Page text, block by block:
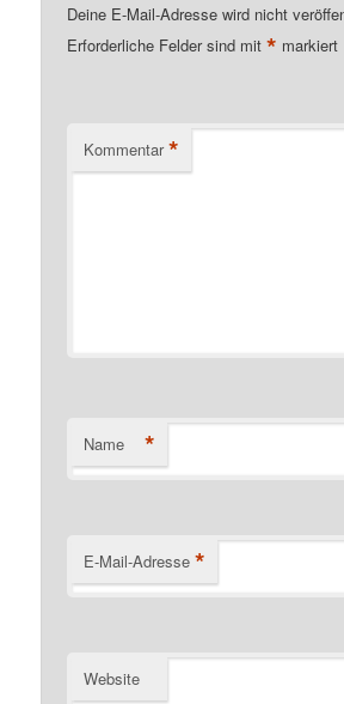
Deine E-Mail-Adresse wird nicht
Erforderliche Felder sind mit* markiert
Kommentar *
Name *
E-Mail-Adresse *
Website